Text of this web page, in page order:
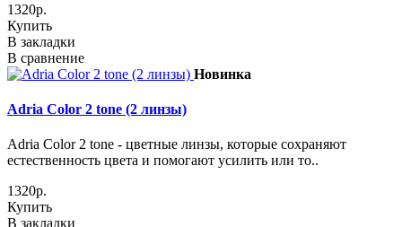
1320р.
Купить
В закладки
В сравнение
Новинка
Adria Сolor 2 tone (2 линзы)
Adria Сolor 2 tone - цветные линзы, которые сохраняют
естественность цвета и помогают усилить или то..
1320р.
Купить
В закладки